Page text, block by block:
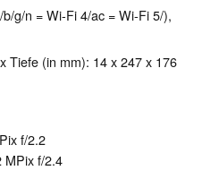
g/n = Wi-Fi 4/ac = Wi-Fi 5/),
Tiefe (in mm): 14 x 247 x 176
f/2.2
MPix f/2.4